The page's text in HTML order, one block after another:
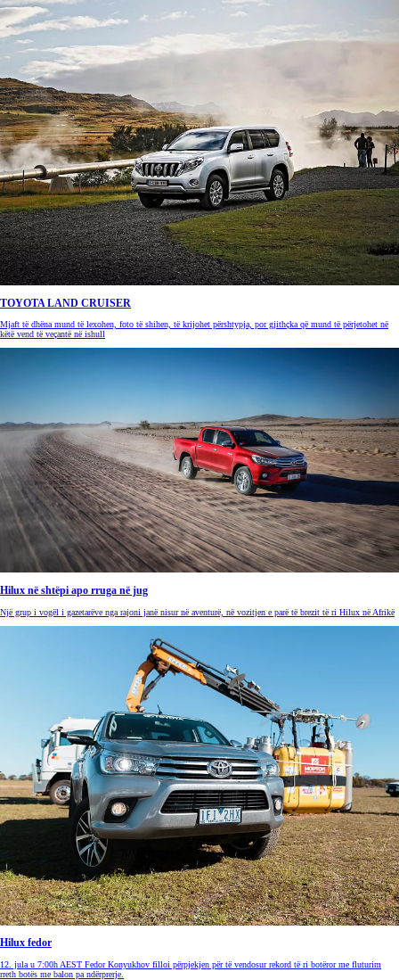
TOYOTA LAND CRUISER
Mjaft të dhëna mund të lexohen, foto të shihen, të krijohet përshtypja, por gjithçka që mund të përjetohet në
këtë vend të veçantë në ishull
Hilux në shtëpi apo rruga në jug
Një grup i vogël i gazetarëve nga rajoni janë nisur në aventurë, në vozitjen e parë të brezit të ri Hilux në Afrikë
Hilux fedor
12. jula u 7:00h AEST Fedor Konyukhov filloi përpjekjen për të vendosur rekord të ri botëror me fluturim
rreth botës me balon pa ndërprerje.